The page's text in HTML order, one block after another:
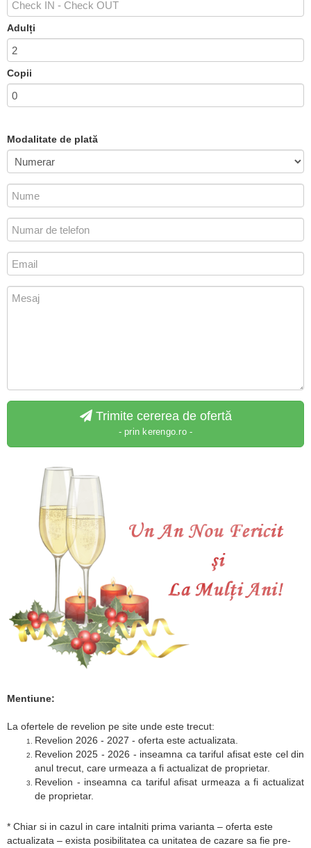
Adulți
Copii
Modalitate de plată
Trimite cererea de ofertă
- prin kerengo.ro -
Mentiune:
La ofertele de revelion pe site unde este trecut:
Revelion 2026 - 2027 - oferta este actualizata.
Revelion 2025 - 2026 - inseamna ca tariful afisat este cel din
anul trecut, care urmeaza a fi actualizat de proprietar.
Revelion - inseamna ca tariful afisat urmeaza a fi actualizat
de proprietar.
* Chiar si in cazul in care intalniti prima varianta – oferta este
actualizata – exista posibilitatea ca unitatea de cazare sa fie pre-